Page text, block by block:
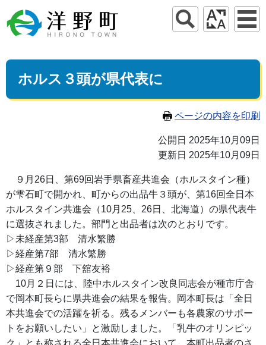
ホルス３頭が県代表に
ページの内容を印刷
公開日 2025年10月09日
更新日 2025年10月09日
９月26日、第69回岩手県畜産共進会（ホルスタイン種）
が雫石町で開かれ、町からの出品牛３頭が、第16回全日本
ホルスタイン共進会（10月25、26日、北海道）の県代表牛
に選抜されました。部門と出品者は次のとおりです。
▷未経産第3部 清水繁勝
▷経産第7部 清水繁勝
▷経産第９部 下舘友裕
10月２日には、陸中ホルスタイン改良同志会が種市庁舎
で岡本町長らに県共進会の結果を報告。岡本町長は「全日
本共進会での活躍を祈る。残るメンバーも各農家のサポー
トをお願いしたい」と激励しました。「乳牛のオリンピッ
ク」とも称される全日本共進会において、本町出品者のさ